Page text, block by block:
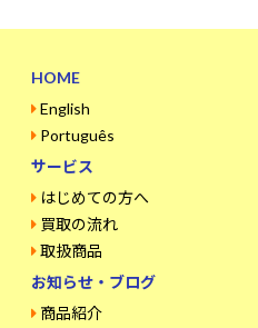
HOME
English
Português
サービス
はじめての方へ
買取の流れ
取扱商品
お知らせ・ブログ
商品紹介